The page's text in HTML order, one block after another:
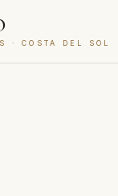
· COSTA DEL SOL